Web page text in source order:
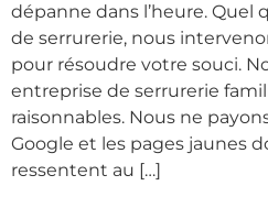
dépanne dans l’heure. Quel
de serrurerie, nous
pour résoudre votre souci.
entreprise de serrurerie
raisonnables. Nous ne
Google et les pages jaunes
ressentent au […]